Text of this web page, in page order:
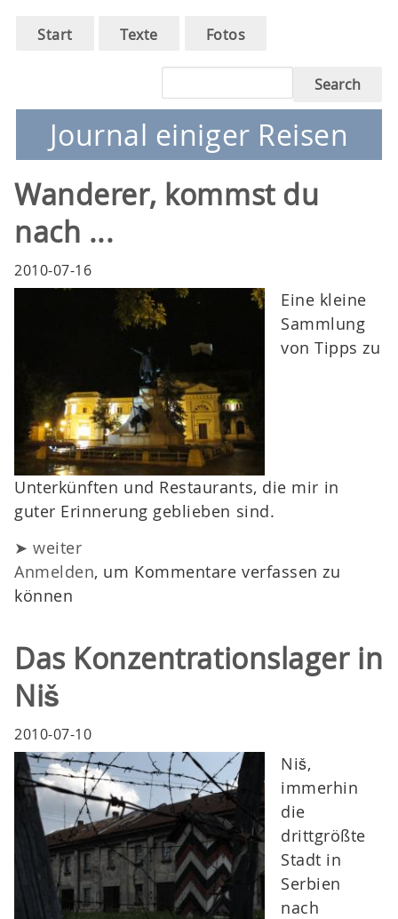
Skip
Main
Start Texte Fotos
Journal einiger Reisen
Wanderer, kommst du
nach ...
2010-07-16
Eine kleine
Sammlung
von Tipps zu
Unterkünften und Restaurants, die mir in
guter Erinnerung geblieben sind.
➤ weiter
Anmelden, um Kommentare verfassen zu
können
Das Konzentrationslager in
Niš
2010-07-10
Niš,
immerhin
die
drittgrößte
Stadt in
Serbien
nach